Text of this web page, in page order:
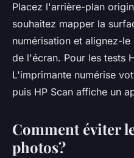
Placez l'arrière-plan
souhaitez mapper la
numérisation et alignez-
de l'écran. Pour les tests
L'imprimante numérise
puis HP Scan affiche un
Comment éviter
photos?